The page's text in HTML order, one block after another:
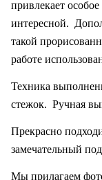
привлекает
интересной.
такой
работе
Техника
стежок. Ручная
Прекрасно
замечательный
Мы прилагаем